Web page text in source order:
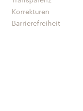
Korrekturen
Barrierefreiheit